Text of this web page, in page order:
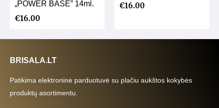
„POWER BASE” 14ml.
€16.00
€16.00
BRISALA.LT
Patikima elektroninė parduotuvė su plačiu aukštos kokybės
produktų asortimentu.